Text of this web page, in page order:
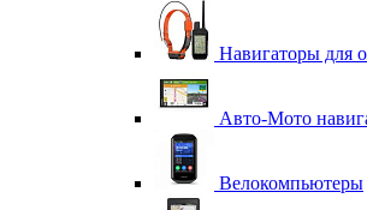
Навигаторы для
Авто-Мото
Велокомпьютеры